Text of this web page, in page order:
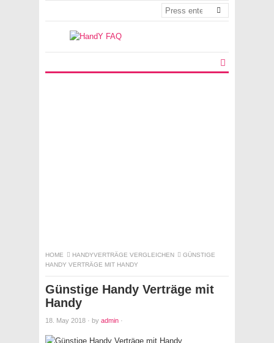
HOME HANDYVERTRÄGE VERGLEICHEN
GÜNSTIGE
HANDY VERTRÄGE MIT HANDY
Günstige Handy Verträge mit
Handy
18. May 2018 · by admin ·